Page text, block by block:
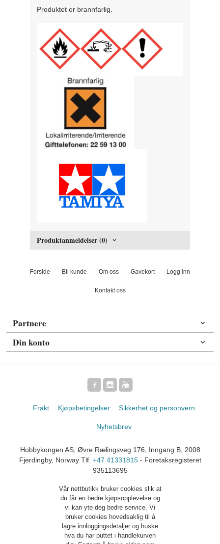
Produktet er brannfarlig.
Produktanmeldelser (0)
Forside Bli kunde Om oss Gavekort Logg inn
Kontakt oss
Partnere
Din konto
Frakt Kjøpsbetingelser Sikkerhet og personvern
Nyhetsbrev
Hobbykongen AS, Øvre Rælingsveg 176, Inngang B, 2008
Fjerdingby, Norway Tlf. +47 41331815- Foretaksregisteret
935113695
Vår nettbutikk bruker cookies slik at
du får en bedre kjøpsopplevelse og
vi kan yte deg bedre service. Vi
bruker cookies hovedsaklig til å
lagre innloggingsdetaljer og huske
hva du har puttet i handlekurven